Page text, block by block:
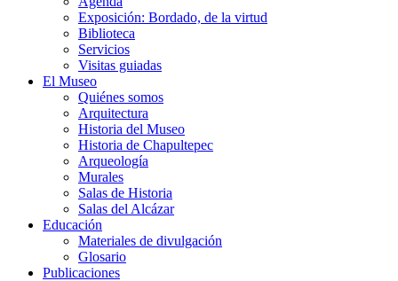
Exposición: Bordado, de la virtud
Biblioteca
Servicios
Visitas guiadas
El Museo
Quiénes somos
Arquitectura
Historia del Museo
Historia de Chapultepec
Arqueología
Murales
Salas de Historia
Salas del Alcázar
Educación
Materiales de divulgación
Glosario
Publicaciones